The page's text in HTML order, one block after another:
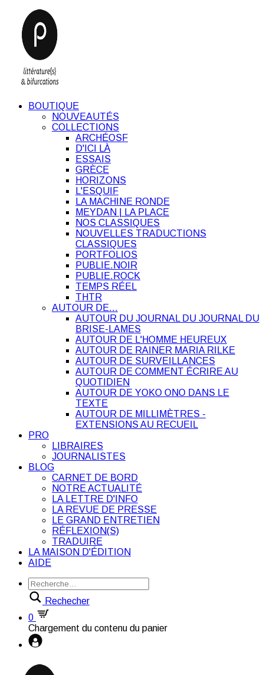
BOUTIQUE
NOUVEAUTÉS
COLLECTIONS
ARCHÉOSF
D'ICI LÀ
ESSAIS
GRÈCE
HORIZONS
L'ESQUIF
LA MACHINE RONDE
MEYDAN | LA PLACE
NOS CLASSIQUES
NOUVELLES TRADUCTIONS
CLASSIQUES
PORTFOLIOS
PUBLIE.NOIR
PUBLIE.ROCK
TEMPS RÉEL
THTR
AUTOUR DE…
AUTOUR DU JOURNAL DU JOURNAL DU
BRISE-LAMES
AUTOUR DE L'HOMME HEUREUX
AUTOUR DE RAINER MARIA RILKE
AUTOUR DE SURVEILLANCES
AUTOUR DE COMMENT ÉCRIRE AU
QUOTIDIEN
AUTOUR DE YOKO ONO DANS LE
TEXTE
AUTOUR DE MILLIMÈTRES -
EXTENSIONS AU RECUEIL
PRO
LIBRAIRES
JOURNALISTES
BLOG
CARNET DE BORD
NOTRE ACTUALITÉ
LA LETTRE D'INFO
LA REVUE DE PRESSE
LE GRAND ENTRETIEN
RÉFLEXION(S)
TRADUIRE
LA MAISON D'ÉDITION
AIDE
Rechecher
0
Chargement du contenu du panier